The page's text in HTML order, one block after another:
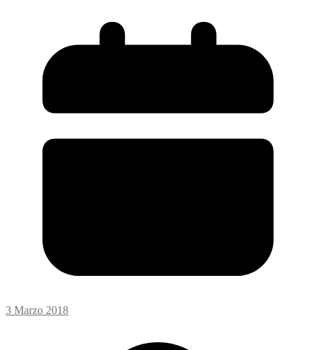
3 Marzo 2018